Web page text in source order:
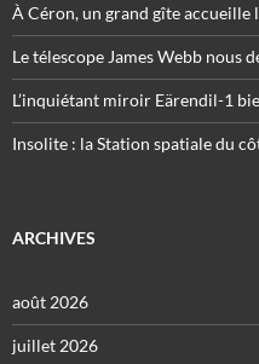
À Céron, un grand gîte accueille
Le télescope James Webb nous
L’inquiétant miroir Eärendil-1
Insolite : la Station spatiale du
ARCHIVES
août 2026
juillet 2026